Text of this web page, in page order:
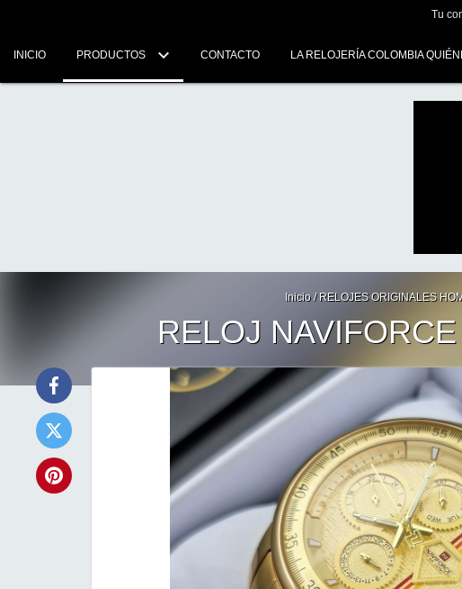
Tu
INICIO PRODUCTOS CONTACTO LA RELOJERÍA COLOMBIA
Inicio / RELOJES ORIGINALES
RELOJ